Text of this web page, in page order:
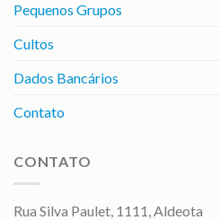
Pequenos Grupos
Cultos
Dados Bancários
Contato
CONTATO
Rua Silva Paulet, 1111, Aldeota